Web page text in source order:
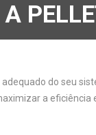
do seu
a eficiência